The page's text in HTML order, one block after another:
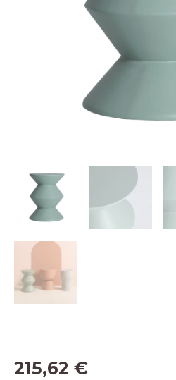
215,62 €